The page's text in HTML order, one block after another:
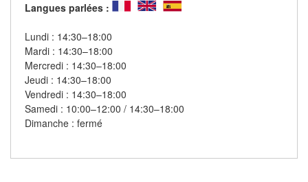
Langues parlées :
Lundi : 14:30–18:00
Mardi : 14:30–18:00
Mercredi : 14:30–18:00
Jeudi : 14:30–18:00
Vendredi : 14:30–18:00
Samedi : 10:00–12:00 / 14:30–18:00
Dimanche : fermé